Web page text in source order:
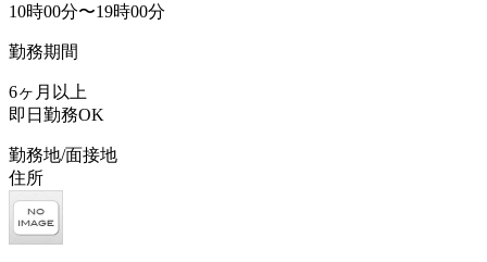
10時00分〜19時00分
勤務期間
6ヶ月以上
即日勤務OK
勤務地/面接地
住所